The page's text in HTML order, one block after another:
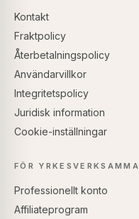
Kontakt
Fraktpolicy
Återbetalningspolicy
Användarvillkor
Integritetspolicy
Juridisk information
Cookie-inställningar
FÖR YRKESVERKSAMMA
Professionellt konto
Affiliateprogram